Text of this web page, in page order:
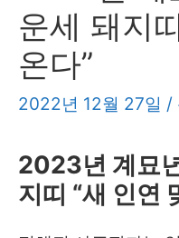
운세 돼지
온다”
2022년 12월 27일 /
2023년 계묘
지띠 “새 인연